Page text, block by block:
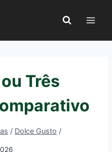
Três
/ Dolce Gusto /